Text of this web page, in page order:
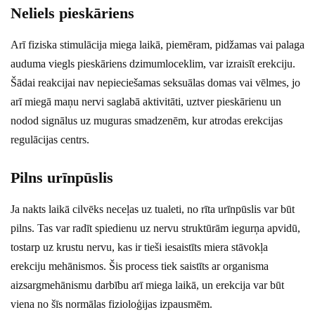
Neliels pieskāriens
Arī fiziska stimulācija miega laikā, piemēram, pidžamas vai palaga
auduma viegls pieskāriens dzimumloceklim, var izraisīt erekciju.
Šādai reakcijai nav nepieciešamas seksuālas domas vai vēlmes, jo
arī miegā maņu nervi saglabā aktivitāti, uztver pieskārienu un
nodod signālus uz muguras smadzenēm, kur atrodas erekcijas
regulācijas centrs.
Pilns urīnpūslis
Ja nakts laikā cilvēks neceļas uz tualeti, no rīta urīnpūslis var būt
pilns. Tas var radīt spiedienu uz nervu struktūrām iegurņa apvidū,
tostarp uz krustu nervu, kas ir tieši iesaistīts miera stāvokļa
erekciju mehānismos. Šis process tiek saistīts ar organisma
aizsargmehānismu darbību arī miega laikā, un erekcija var būt
viena no šīs normālas fizioloģijas izpausmēm.